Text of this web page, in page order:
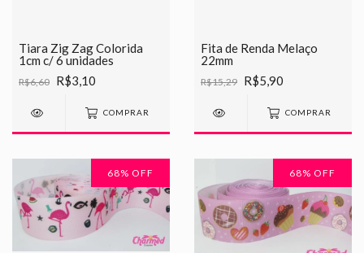
Tiara Zig Zag Colorida
1cm c/ 6 unidades
R$6,60 R$3,10
COMPRAR
Fita de Renda Melaço
22mm
R$15,29 R$5,90
COMPRAR
68% OFF 68% OFF